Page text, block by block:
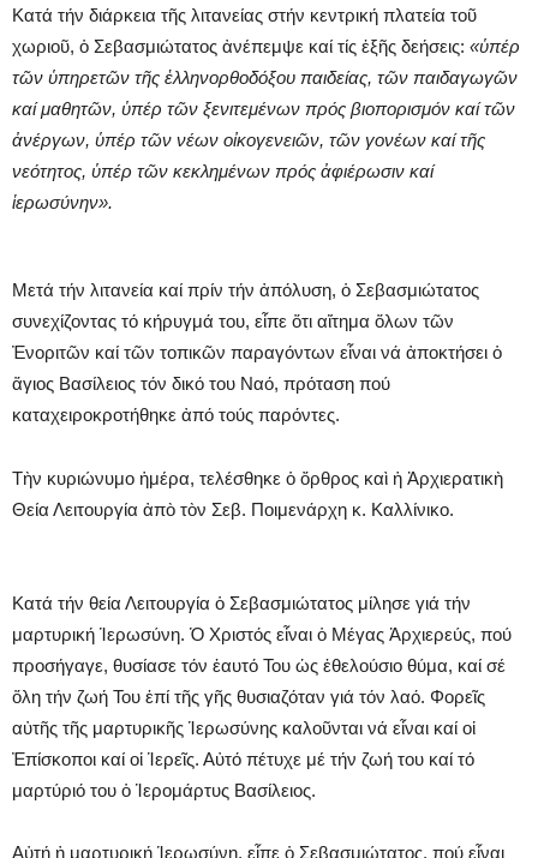
Κατά τήν διάρκεια τῆς λιτανείας στήν κεντρική πλατεία τοῦ
χωριοῦ, ὁ Σεβασμιώτατος ἀνέπεμψε καί τίς ἑξῆς δεήσεις: «ὑπέρ
τῶν ὑπηρετῶν τῆς ἑλληνορθοδόξου παιδείας, τῶν παιδαγωγῶν
καί μαθητῶν, ὑπέρ τῶν ξενιτεμένων πρός βιοπορισμόν καί τῶν
ἀνέργων, ὑπέρ τῶν νέων οἰκογενειῶν, τῶν γονέων καί τῆς
νεότητος, ὑπέρ τῶν κεκλημένων πρός ἀφιέρωσιν καί
ἱερωσύνην».
Μετά τήν λιτανεία καί πρίν τήν ἀπόλυση, ὁ Σεβασμιώτατος
συνεχίζοντας τό κήρυγμά του, εἶπε ὅτι αἴτημα ὅλων τῶν
Ἐνοριτῶν καί τῶν τοπικῶν παραγόντων εἶναι νά ἀποκτήσει ὁ
ἅγιος Βασίλειος τόν δικό του Ναό, πρόταση πού
καταχειροκροτήθηκε ἀπό τούς παρόντες.
Τὴν κυριώνυμο ἡμέρα, τελέσθηκε ὁ ὄρθρος καὶ ἡ Ἀρχιερατικὴ
Θεία Λειτουργία ἀπὸ τὸν Σεβ. Ποιμενάρχη κ. Καλλίνικο.
Κατά τήν θεία Λειτουργία ὁ Σεβασμιώτατος μίλησε γιά τήν
μαρτυρική Ἱερωσύνη. Ὁ Χριστός εἶναι ὁ Μέγας Ἀρχιερεύς, πού
προσήγαγε, θυσίασε τόν ἑαυτό Του ὡς ἐθελούσιο θύμα, καί σέ
ὅλη τήν ζωή Του ἐπί τῆς γῆς θυσιαζόταν γιά τόν λαό. Φορεῖς
αὐτῆς τῆς μαρτυρικῆς Ἱερωσύνης καλοῦνται νά εἶναι καί οἱ
Ἐπίσκοποι καί οἱ Ἱερεῖς. Αὐτό πέτυχε μέ τήν ζωή του καί τό
μαρτύριό του ὁ Ἱερομάρτυς Βασίλειος.
Αὐτή ἡ μαρτυρική Ἱερωσύνη, εἶπε ὁ Σεβασμιώτατος, πού εἶναι